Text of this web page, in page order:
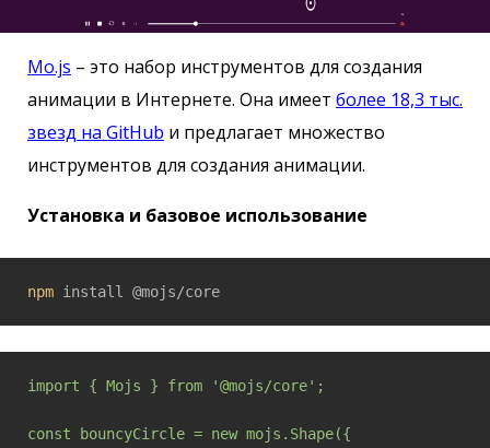
Mo.js – это набор инструментов для создания
анимации в Интернете. Она имеет более 18,3 тыс.
звезд на GitHub и предлагает множество
инструментов для создания анимации.
Установка и базовое использование
npm install @mojs/core
import { Mojs } from '@mojs/core' ;
const bouncyCircle = new mojs.Shape({